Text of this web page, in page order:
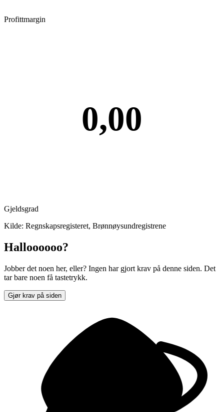
Profittmargin
0,00
Gjeldsgrad
Kilde: Regnskapsregisteret, Brønnøysundregistrene
Halloooooo?
Jobber det noen her, eller? Ingen har gjort krav på denne siden. Det
tar bare noen få tastetrykk.
Gjør krav på siden